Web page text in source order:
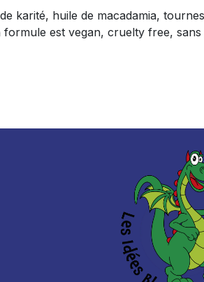
karité, huile de macadamia,
est vegan, cruelty free,